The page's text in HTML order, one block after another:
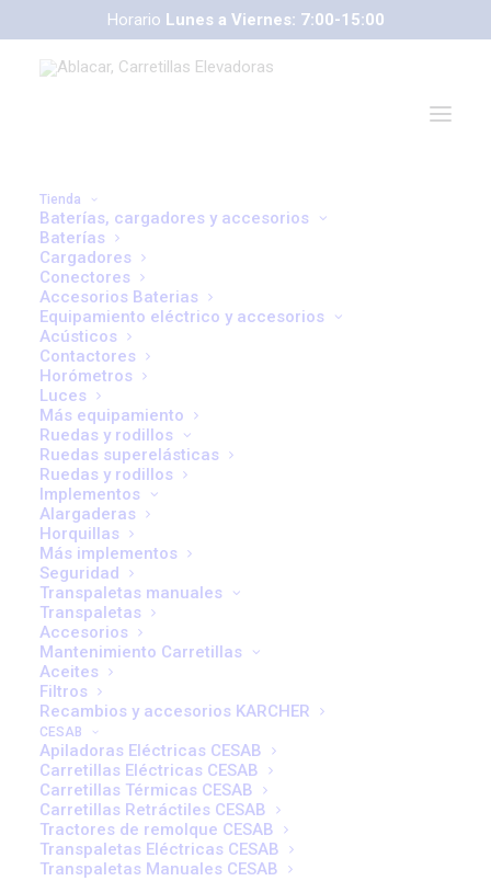
Horario Lunes a Viernes: 7:00-15:00
Tienda
Baterías, cargadores y accesorios
Baterías
Cargadores
Conectores
Accesorios Baterias
Equipamiento eléctrico y accesorios
Acústicos
Contactores
Horómetros
Luces
Más equipamiento
Ruedas y rodillos
Ruedas superelásticas
Ruedas y rodillos
Implementos
Alargaderas
Horquillas
Más implementos
Seguridad
Transpaletas manuales
Transpaletas
Accesorios
Mantenimiento Carretillas
Aceites
Filtros
Recambios y accesorios KARCHER
CESAB
Apiladoras Eléctricas CESAB
Carretillas Eléctricas CESAB
Carretillas Térmicas CESAB
Carretillas Retráctiles CESAB
Tractores de remolque CESAB
Transpaletas Eléctricas CESAB
Transpaletas Manuales CESAB
Carretillas CESAB
S208L | Apiladoras Eléctricas
Manejo sin esfuerzo de palets
Para las necesidades de las operaciones con conductor a pie, la
gama CESAB S200 de apiladores eléctricos significa negocio. Con
su diseño compacto que incluye un chasis redondeado y un timón
de montaje central, la gama CESAB S200 ofrece una excelente
maniobrabilidad y un manejo de palets sin esfuerzo.